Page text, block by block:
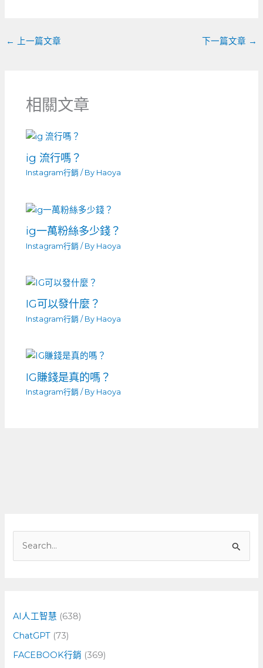
← 上一篇文章 下一篇文章 →
相關文章
ig 流行嗎？
Instagram行銷 / By Haoya
ig一萬粉絲多少錢？
Instagram行銷 / By Haoya
IG可以發什麼？
Instagram行銷 / By Haoya
IG賺錢是真的嗎？
Instagram行銷 / By Haoya
字
:
AI人工智慧 (638)
ChatGPT (73)
FACEBOOK行銷 (369)